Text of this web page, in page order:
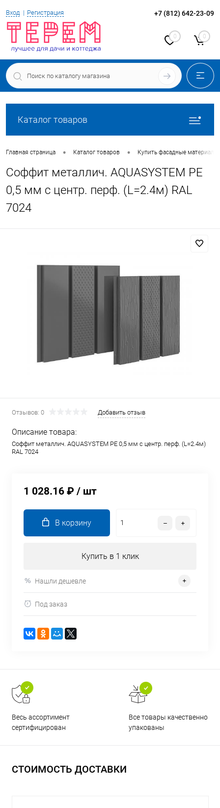
Вход Регистрация +7 (812) 642-23-09
0 0
Каталог товаров
Главная страница • Каталог товаров • Купить фасадные
Соффит металлич. AQUASYSTEM PE
0,5 мм c центр. перф. (L=2.4м) RAL
7024
Отзывов: 0 Добавить отзыв
Описание товара:
Соффит металлич. AQUASYSTEM PE 0,5 мм c центр. перф. (L=2.4м)
RAL 7024
1 028.16 ₽ / шт
В корзину
Купить в 1 клик
Нашли дешевле
Под заказ
Весь ассортимент
сертифицирован
Все товары качественно
упакованы
СТОИМОСТЬ ДОСТАВКИ